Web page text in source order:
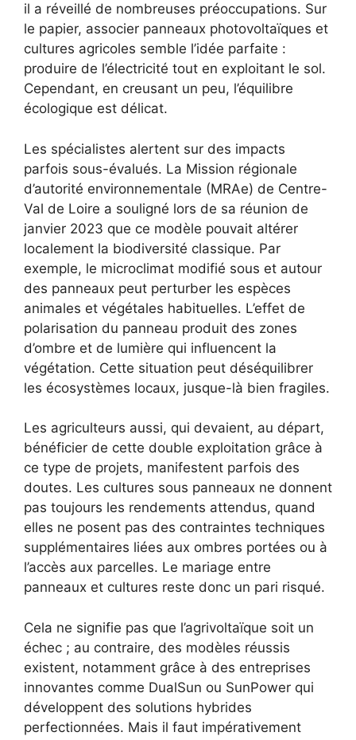
il a réveillé de nombreuses préoccupations. Sur
le papier, associer panneaux photovoltaïques et
cultures agricoles semble l’idée parfaite :
produire de l’électricité tout en exploitant le sol.
Cependant, en creusant un peu, l’équilibre
écologique est délicat.
Les spécialistes alertent sur des impacts
parfois sous-évalués. La Mission régionale
d’autorité environnementale (MRAe) de Centre-
Val de Loire a souligné lors de sa réunion de
janvier 2023 que ce modèle pouvait altérer
localement la biodiversité classique. Par
exemple, le microclimat modifié sous et autour
des panneaux peut perturber les espèces
animales et végétales habituelles. L’effet de
polarisation du panneau produit des zones
d’ombre et de lumière qui influencent la
végétation. Cette situation peut déséquilibrer
les écosystèmes locaux, jusque-là bien fragiles.
Les agriculteurs aussi, qui devaient, au départ,
bénéficier de cette double exploitation grâce à
ce type de projets, manifestent parfois des
doutes. Les cultures sous panneaux ne donnent
pas toujours les rendements attendus, quand
elles ne posent pas des contraintes techniques
supplémentaires liées aux ombres portées ou à
l’accès aux parcelles. Le mariage entre
panneaux et cultures reste donc un pari risqué.
Cela ne signifie pas que l’agrivoltaïque soit un
échec ; au contraire, des modèles réussis
existent, notamment grâce à des entreprises
innovantes comme DualSun ou SunPower qui
développent des solutions hybrides
perfectionnées. Mais il faut impérativement